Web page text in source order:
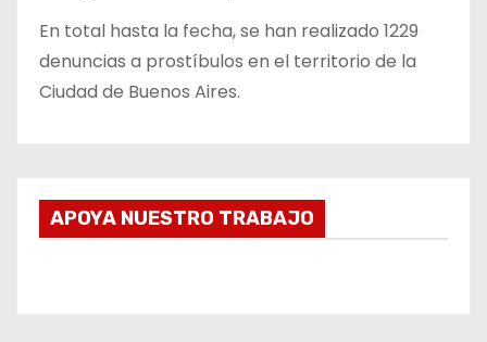
En total hasta la fecha, se han realizado 1229
denuncias a prostíbulos en el territorio de la
Ciudad de Buenos Aires.
APOYA NUESTRO TRABAJO